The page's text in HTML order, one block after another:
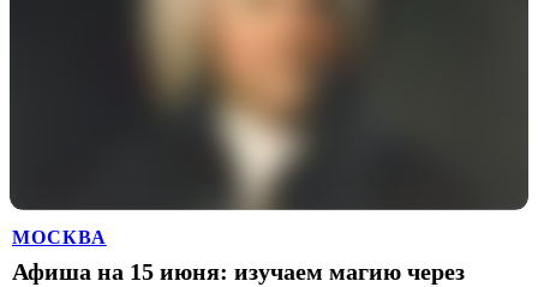
МОСКВА
Афиша на 15 июня: изучаем магию через